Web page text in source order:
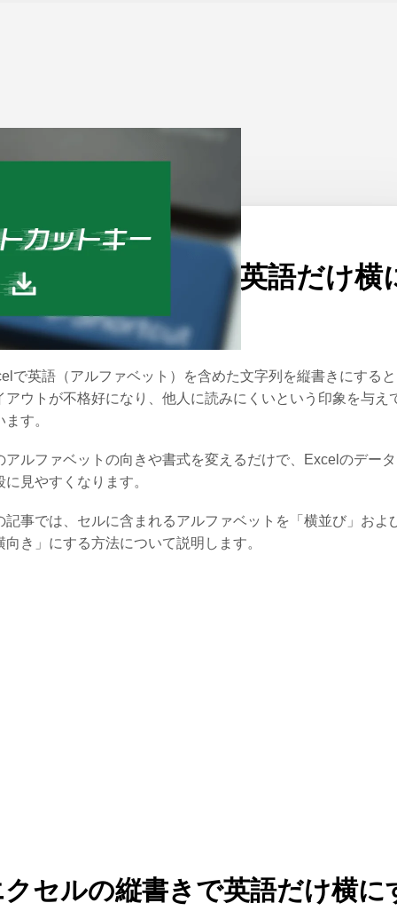
ム > Excel 公開日：2023/02/24
クセルの縦書きで英語だけ横
る方法
で英語（アルファベット）を含めた文字列を縦書きにする
アウトが不格好になり、他人に読みにくいという印象を与え
ます。
アルファベットの向きや書式を変えるだけで、Excelのデー
に見やすくなります。
記事では、セルに含まれるアルファベットを「横並び」およ
向き」にする方法について説明します。
セルの縦書きで英語だけ横に